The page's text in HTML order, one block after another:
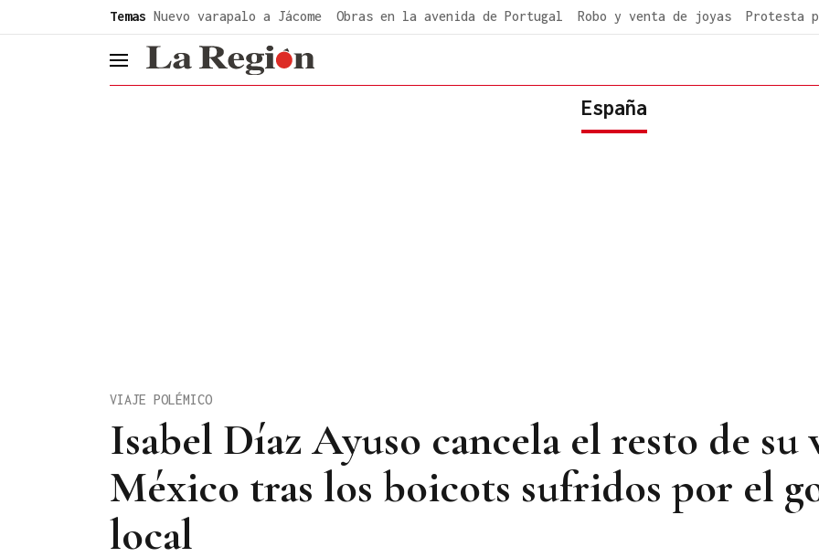
Temas Nuevo varapalo a Jácome Obras en la avenida de Portugal Robo y venta de joyas Protesta
header.menu.open
España
Isabel Díaz Ayuso cancela el resto de su
México tras los boicots sufridos por el
local
VIAJE POLÉMICO